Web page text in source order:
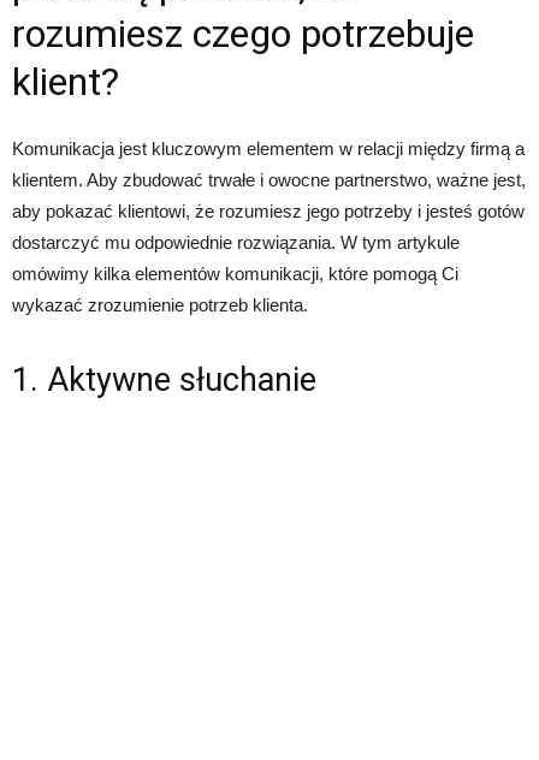
rozumiesz czego potrzebuje
klient?
Komunikacja jest kluczowym elementem w relacji między firmą a
klientem. Aby zbudować trwałe i owocne partnerstwo, ważne jest,
aby pokazać klientowi, że rozumiesz jego potrzeby i jesteś gotów
dostarczyć mu odpowiednie rozwiązania. W tym artykule
omówimy kilka elementów komunikacji, które pomogą Ci
wykazać zrozumienie potrzeb klienta.
1. Aktywne słuchanie